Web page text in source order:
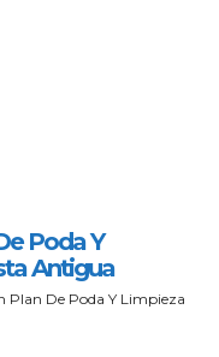
Poda Y
Antigua
De Poda Y Limpieza